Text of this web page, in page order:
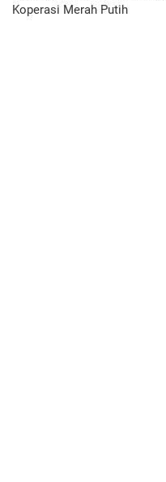
Koperasi Merah Putih